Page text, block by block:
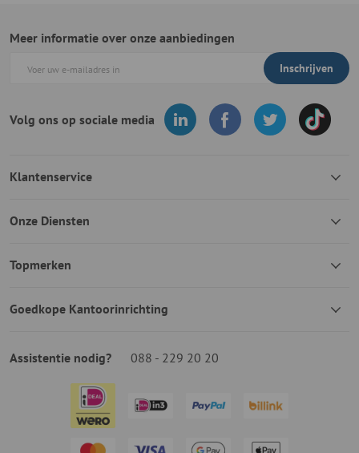
Meer informatie over onze aanbiedingen
Inschrijven
Volg ons op sociale media
Klantenservice
Onze Diensten
Topmerken
Goedkope Kantoorinrichting
Assistentie nodig? 088 - 229 20 20